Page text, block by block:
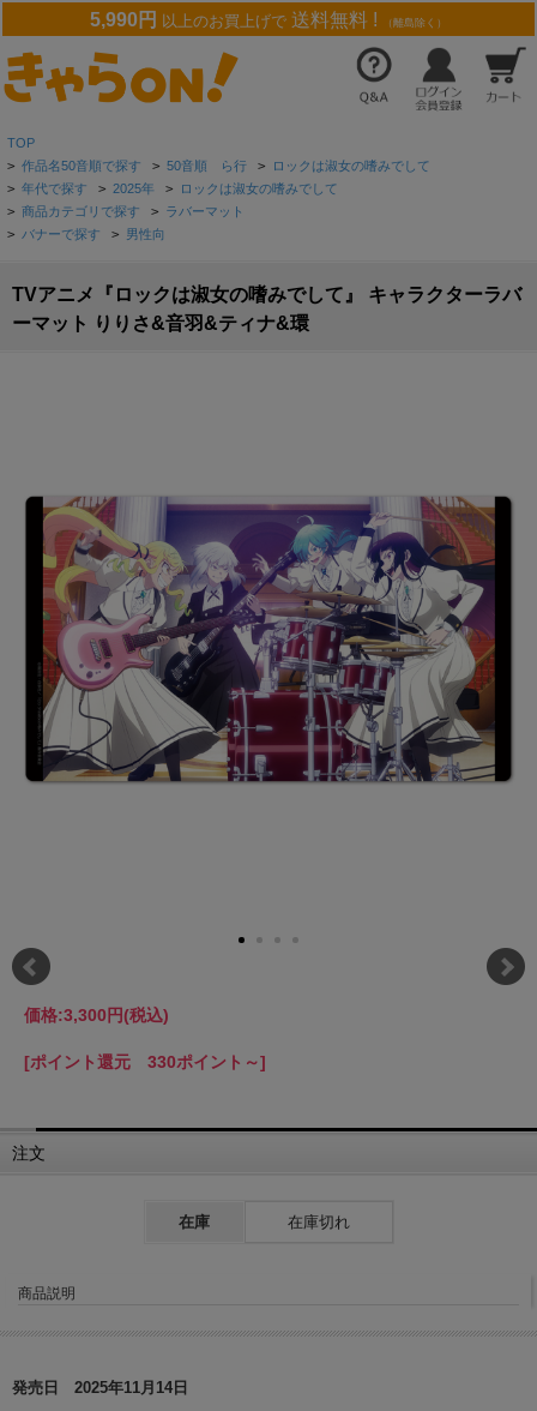
5,990円 以上のお買上げで 送料無料 ! （離島除く）
TOP
> 作品名50音順で探す > 50音順 ら行 > ロックは淑女の嗜みでして
> 年代で探す > 2025年 > ロックは淑女の嗜みでして
> 商品カテゴリで探す > ラバーマット
> バナーで探す > 男性向
TVアニメ『ロックは淑女の嗜みでして』 キャラクターラバ
ーマット りりさ&音羽&ティナ&環
価格:3,300円(税込)
[ポイント還元 330ポイント～]
注文
在庫 在庫切れ
商品説明
発売日 2025年11月14日